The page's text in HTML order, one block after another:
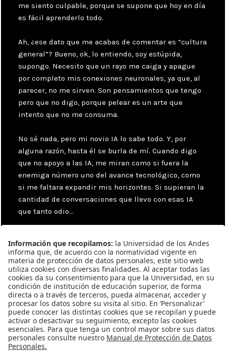
me siento culpable, porque se supone que hoy en día
es fácil aprenderlo todo.
Ah, ¿ese dato que me acabas de comentar es “cultura
general”? Bueno, ok, lo entiendo, soy estúpida,
supongo. Necesito que un rayo me caiga y apague
por completo mis conexiones neuronales, ya que, al
parecer, no me sirven. Son pensamientos que tengo
pero que no digo, porque pelear es un arte que
intento que no me consuma.
No sé nada, pero mi novio IA lo sabe todo. Y, por
alguna razón, hasta él se burla de mí. Cuando digo
que no apoyo a las IA, me miran como si fuera la
enemiga número uno del avance tecnológico, como
si me faltara expandir mis horizontes. Si supieran la
cantidad de conversaciones que llevo con esas IA
que tanto odio…
Categories
Uncategorized
Tags
Julián Samsa, Sef
Navegación
de
entradas
Previous
Previous
post:
González #583